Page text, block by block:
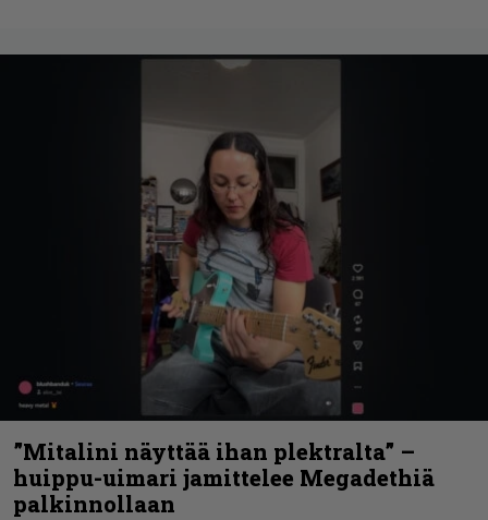
”Mitalini näyttää ihan plektralta” –
huippu-uimari jamittelee Megadethiä
palkinnollaan